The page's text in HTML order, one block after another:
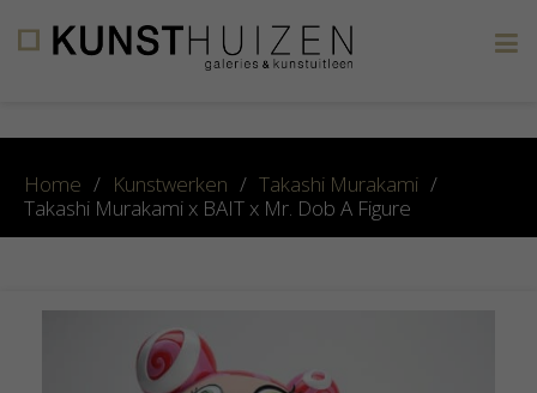
Home / Kunstwerken / Takashi Murakami /
Takashi Murakami x BAIT x Mr. Dob A Figure